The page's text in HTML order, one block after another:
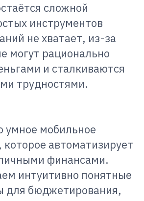
сложной
инструментов
не хватает, из-за
могут рационально
и сталкиваются
трудностями.
умное мобильное
автоматизирует
финансами.
интуитивно понятные
для бюджетирования,